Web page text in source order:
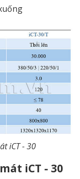
iCT - 30
iCT - 30